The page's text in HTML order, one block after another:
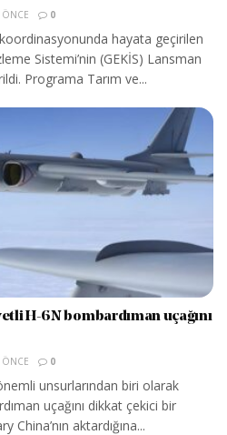
0
hayata geçirilen
Sistemi’nin (GEKİS) Lansman
Programa Tarım ve...
H-6N bombardıman uçağını
0
unsurlarından biri olarak
uçağını dikkat çekici bir
China’nın aktardığına...